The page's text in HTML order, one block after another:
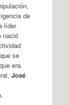
de
líder
nació
se
era
José